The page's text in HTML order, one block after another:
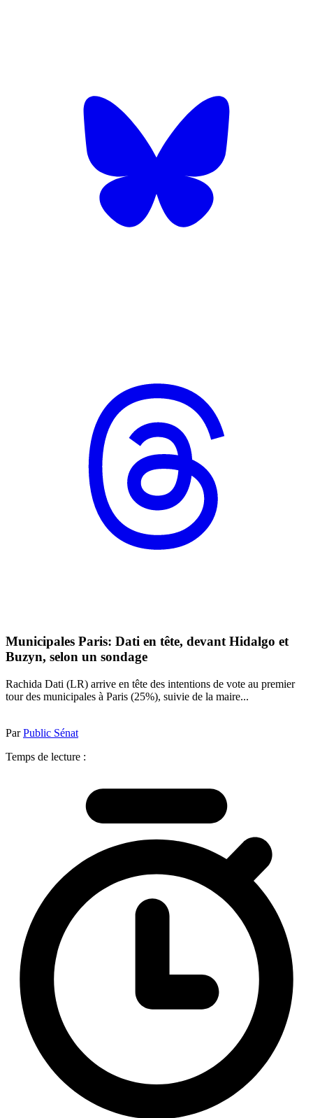
Municipales Paris: Dati en tête, devant Hidalgo et
Buzyn, selon un sondage
Rachida Dati (LR) arrive en tête des intentions de vote au premier
tour des municipales à Paris (25%), suivie de la maire...
ParPublic Sénat
Temps de lecture :